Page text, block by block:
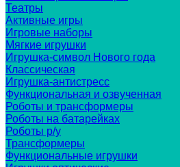
Театры
Активные игры
Игровые наборы
Мягкие игрушки
Игрушка-символ Нового года
Классическая
Игрушка-антистресс
Функциональная и озвученная
Роботы и трансформеры
Роботы на батарейках
Роботы р/у
Трансформеры
Функциональные игрушки